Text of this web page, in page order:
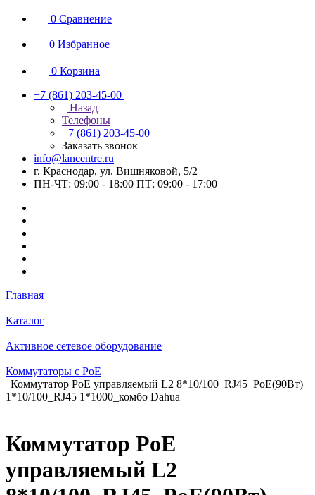
0 Сравнение
0 Избранное
0 Корзина
+7 (861) 203-45-00
Назад
Телефоны
+7 (861) 203-45-00
Заказать звонок
info@lancentre.ru
г. Краснодар, ул. Вишняковой, 5/2
ПН-ЧТ: 09:00 - 18:00 ПТ: 09:00 - 17:00
Главная
Каталог
Активное сетевое оборудование
Коммутаторы c PoE
Коммутатор PoE управляемый L2 8*10/100_RJ45_PoE(90Вт)
1*10/100_RJ45 1*1000_комбо Dahua
Коммутатор PoE
управляемый L2